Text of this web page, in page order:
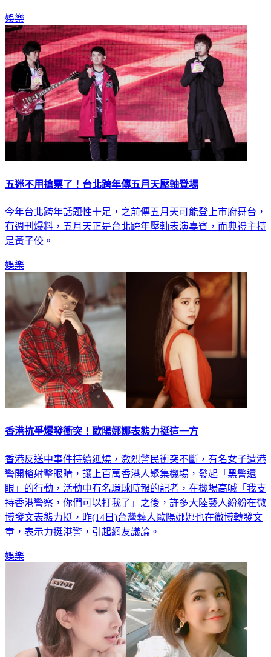
娛樂
五迷不用搶票了！台北跨年傳五月天壓軸登場
今年台北跨年話題性十足，之前傳五月天可能登上市府舞台，
有週刊爆料，五月天正是台北跨年壓軸表演嘉賓，而典禮主持
是黃子佼。
娛樂
香港抗爭爆發衝突！歐陽娜娜表態力挺這一方
香港反送中事件持續延燒，激烈警民衝突不斷，有名女子遭港
警開槍射擊眼睛，讓上百萬香港人聚集機場，發起「黑警還
眼」的行動，活動中有名環球時報的記者，在機場高喊「我支
持香港警察，你們可以打我了」之後，許多大陸藝人紛紛在微
博發文表態力挺，昨(14日)台灣藝人歐陽娜娜也在微博轉發文
章，表示力挺港警，引起網友議論。
娛樂